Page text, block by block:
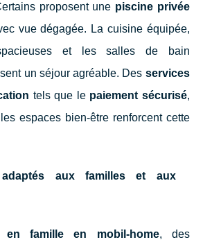
proposent une piscine privée
vue dégagée. La cuisine équipée,
et les salles de bain
un séjour agréable. Des services
tels que le paiement sécurisé,
espaces bien-être renforcent cette
adaptés aux familles et aux
en famille en mobil-home, des